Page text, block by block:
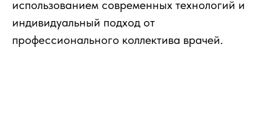
использованием современных технологий и
индивидуальный подход от
профессионального коллектива врачей.